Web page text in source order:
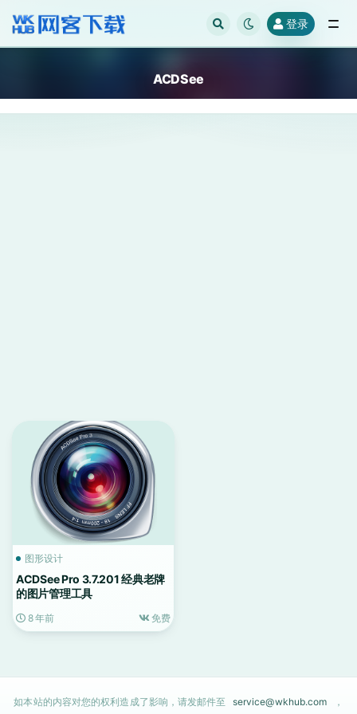
登录
ACDSee
图形设计
ACDSee Pro 3.7.201 经典老牌
的图片管理工具
8 年前 免费
如本站的内容对您的权利造成了影响，请发邮件至 service@wkhub.com ，
全部